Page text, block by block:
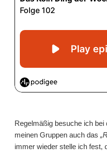
Regelmäßig besuche ich bei
meinen Gruppen auch das
immer wieder stelle ich fest,